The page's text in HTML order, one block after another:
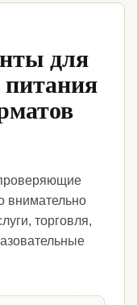
для
внимательно
торговля,